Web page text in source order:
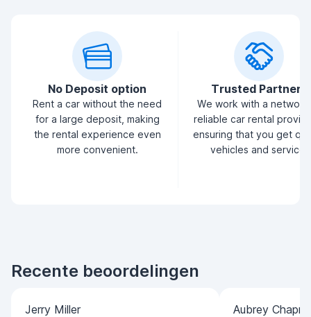
No Deposit option
Rent a car without the need
for a large deposit, making
the rental experience even
more convenient.
Trusted Partners
We work with a
reliable car rental
ensuring that you get
vehicles and service.
Recente beoordelingen
Jerry Miller Aubrey